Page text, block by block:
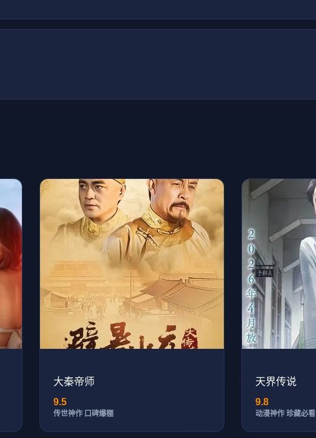
大秦帝师
9.5
传世神作 口碑爆棚
天界传说
9.8
动漫神作 珍藏必看